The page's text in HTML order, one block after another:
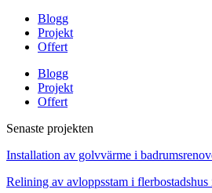
Blogg
Projekt
Offert
Blogg
Projekt
Offert
Senaste projekten
Installation av golvvärme i
Relining av avloppsstam i